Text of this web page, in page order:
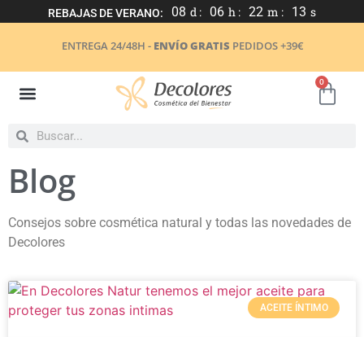
REBAJAS DE VERANO: 08 d : 06 h : 22 m : 13 s
ENTREGA 24/48H - ENVÍO GRATIS PEDIDOS +39€
0
Blog
Consejos sobre cosmética natural y todas las novedades de
Decolores
ACEITE ÍNTIMO